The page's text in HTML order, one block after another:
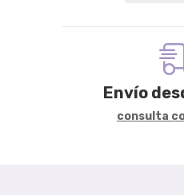
Envío
consulta